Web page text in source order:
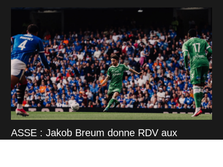
ASSE : Jakob Breum donne RDV aux